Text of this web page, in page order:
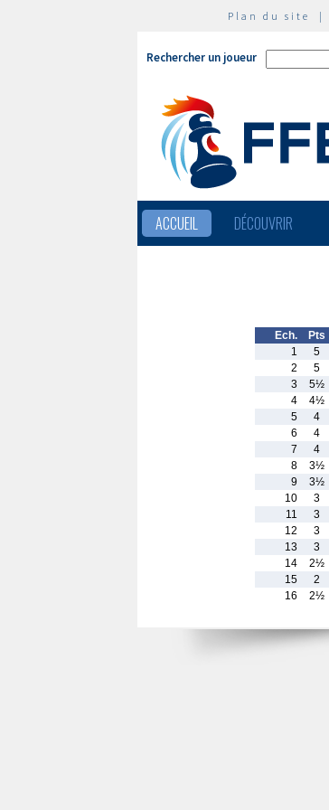
Plan du site |
Rechercher un joueur
ACCUEIL DÉCOUVRIR
Ech. Pts
1
5
2
5
3
5½
4
4½
5
4
6
4
7
4
8
3½
9
3½
10
3
11
3
12
3
13
3
14
2½
15
2
16
2½